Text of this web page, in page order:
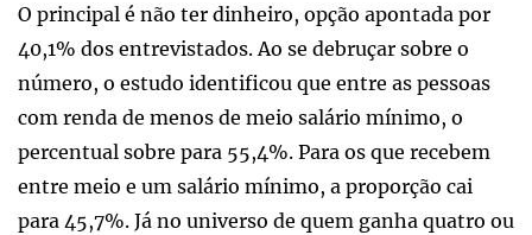
O principal é não ter dinheiro, opção apontada por
40,1% dos entrevistados. Ao se debruçar sobre o
número, o estudo identificou que entre as pessoas
com renda de menos de meio salário mínimo, o
percentual sobre para 55,4%. Para os que recebem
entre meio e um salário mínimo, a proporção cai
para 45,7%. Já no universo de quem ganha quatro ou